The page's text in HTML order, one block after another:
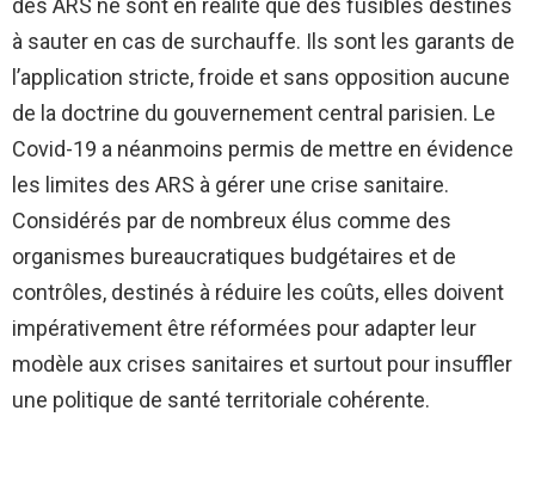
des ARS ne sont en réalité que des fusibles destinés
à sauter en cas de surchauffe. Ils sont les garants de
l’application stricte, froide et sans opposition aucune
de la doctrine du gouvernement central parisien. Le
Covid-19 a néanmoins permis de mettre en évidence
les limites des ARS à gérer une crise sanitaire.
Considérés par de nombreux élus comme des
organismes bureaucratiques budgétaires et de
contrôles, destinés à réduire les coûts, elles doivent
impérativement être réformées pour adapter leur
modèle aux crises sanitaires et surtout pour insuffler
une politique de santé territoriale cohérente.